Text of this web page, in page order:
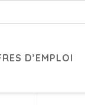
D’EMPLOI